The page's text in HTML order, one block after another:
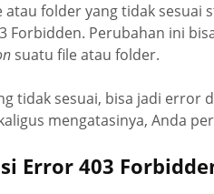
atau folder yang tidak sesuai
Forbidden. Perubahan ini
suatu file atau folder.
tidak sesuai, bisa jadi error
mengatasinya, Anda
Error 403